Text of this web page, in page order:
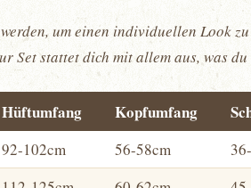
um einen individuellen Look
Set stattet dich mit allem aus, was
Hüftumfang Kopfumfang
92-102cm 56-58cm